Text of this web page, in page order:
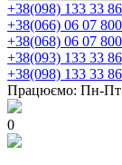
+38(098) 133 33 86
+38(066) 06 07 800
+38(068) 06 07 800
+38(093) 133 33 86
+38(098) 133 33 86
Працюємо: Пн-Пт
0